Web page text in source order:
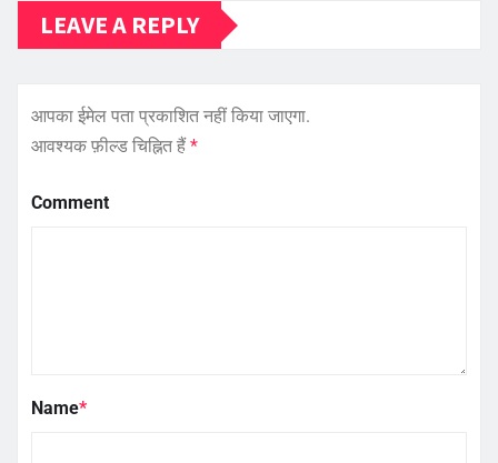
LEAVE A REPLY
आपका ईमेल पता प्रकाशित नहीं किया जाएगा.
आवश्यक फ़ील्ड चिह्नित हैं *
Comment
Name*